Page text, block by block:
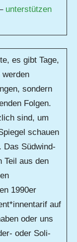
unterstützen
es gibt Tage,
werden
sondern
Folgen.
sind, um
schauen
Das Südwind-
Teil aus den
1990er
auf
oder uns
oder Soli-